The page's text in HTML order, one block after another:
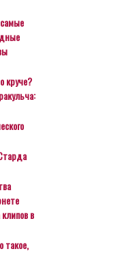
в
такое,